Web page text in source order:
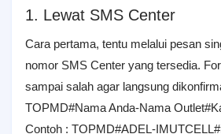
1. Lewat SMS Center
Cara pertama, tentu melalui pesan
nomor SMS Center yang tersedia.
sampai salah agar langsung
TOPMD#Nama Anda-Nama
Contoh : TOPMD#ADEL-